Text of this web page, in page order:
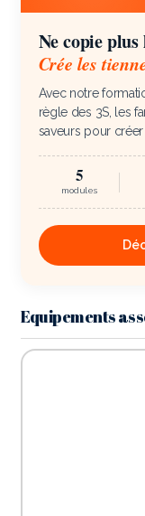
Ne copie plus
Crée les
Avec notre
règle des 3S, les
saveurs pour
5
modules
Equipements